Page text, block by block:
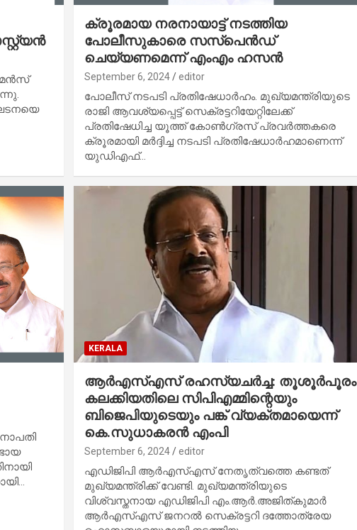
ക്രൂരമായ നരനായാട്ട് നടത്തിയ
പോലീസുകാരെ സസ്‌പെന്‍ഡ്
ചെയ്യണമെന്ന് എംഎം ഹസന്‍
September 6, 2024 editor
പോലീസ് നടപടി പ്രതിഷേധാര്‍ഹം. മുഖ്യമന്ത്രിയുടെ
രാജി ആവശ്യപ്പെട്ട് സെക്രട്ടറിയേറ്റിലേക്ക്
പ്രതിഷേധിച്ച യൂത്ത് കോണ്‍ഗ്രസ് പ്രവര്‍ത്തകരെ
ക്രൂരമായി മര്‍ദ്ദിച്ച നടപടി പ്രതിഷേധാര്‍ഹമാണെന്ന്
യുഡിഎഫ്…
KERALA
ആര്‍എസ്എസ് രഹസ്യചര്‍ച്ച: തൂശൂര്‍പൂരം
കലക്കിയതിലെ സിപിഎമ്മിന്റെയും
ബിജെപിയുടെയും പങ്ക് വ്യക്തമായെന്ന്
കെ.സുധാകരന്‍ എംപി
September 6, 2024 editor
എഡിജിപി ആര്‍എസ്എസ് നേതൃത്വത്തെ കണ്ടത്
മുഖ്യമന്ത്രിക്ക് വേണ്ടി. മുഖ്യമന്ത്രിയുടെ
വിശ്വസ്തനായ എഡിജിപി എം.ആര്‍.അജിത്കുമാര്‍
ആര്‍എസ്എസ് ജനറല്‍ സെക്രട്ടറി ദത്തോത്രേയ